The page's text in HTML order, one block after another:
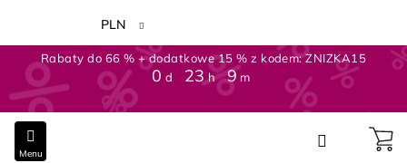
treści
Rabaty do 66 % + dodatkowe 15 % z kodem: ZNIZKA15
0 d 23h :9 m
PLN